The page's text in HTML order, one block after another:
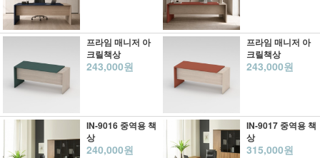
프라임 매니저 아
크릴책상
243,000원
프라임 매니저 아
크릴책상
243,000원
IN-9016 중역용 책
상
240,000원
IN-9017 중역용 책
상
315,000원